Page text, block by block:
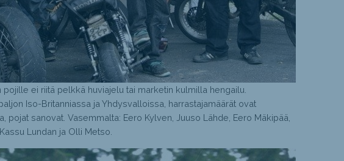
pojille ei riitä pelkkä huviajelu tai marketin kulmilla hengailu.
Iso-Britanniassa ja Yhdysvalloissa, harrastajamäärät ovat
pojat sanovat. Vasemmalta: Eero Kylven, Juuso Lähde, Eero Mäkipää,
Lundan ja Olli Metso.